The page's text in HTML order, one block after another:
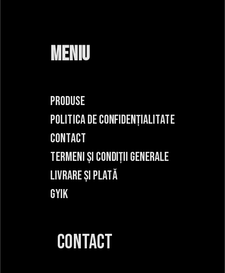
MENIU
PRODUSE
POLITICA DE CONFIDENȚIALITATE
CONTACT
TERMENI ȘI CONDIȚII GENERALE
LIVRARE ȘI PLATĂ
GYIK
CONTACT